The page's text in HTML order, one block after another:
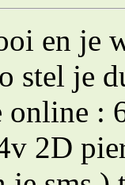
en je
stel je
:
2D